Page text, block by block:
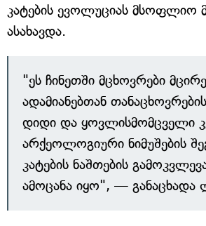
კატების ევოლუციას მსოფლიო
ასახავდა.
"ეს ჩინეთში მცხოვრები
ადამიანებთან
დიდი და ყოვლისმომცველი
არქეოლოგიური ნიმუშების
კატების ნაშთების
ამოცანა იყო", — განაცხადა